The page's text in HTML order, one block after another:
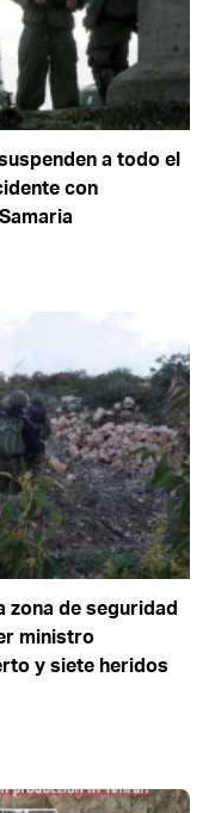
a todo el
con
zona de seguridad
ministro
y siete heridos